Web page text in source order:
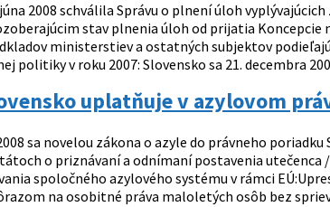
2008 schválila Správu o plnení úloh
stav plnenia úloh od prijatia Koncepcie
ministerstiev a ostatných subjektov
politiky v roku 2007: Slovensko sa 21. decembra
uplatňuje v azylovom
sa novelou zákona o azyle do právneho
o priznávaní a odnímaní postavenia
spoločného azylového systému v rámci
na osobitné práva maloletých osôb bez